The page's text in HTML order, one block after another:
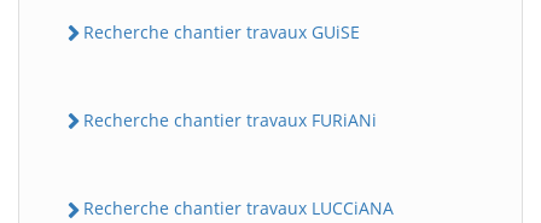
Recherche chantier travaux GUiSE
Recherche chantier travaux FURiANi
Recherche chantier travaux LUCCiANA